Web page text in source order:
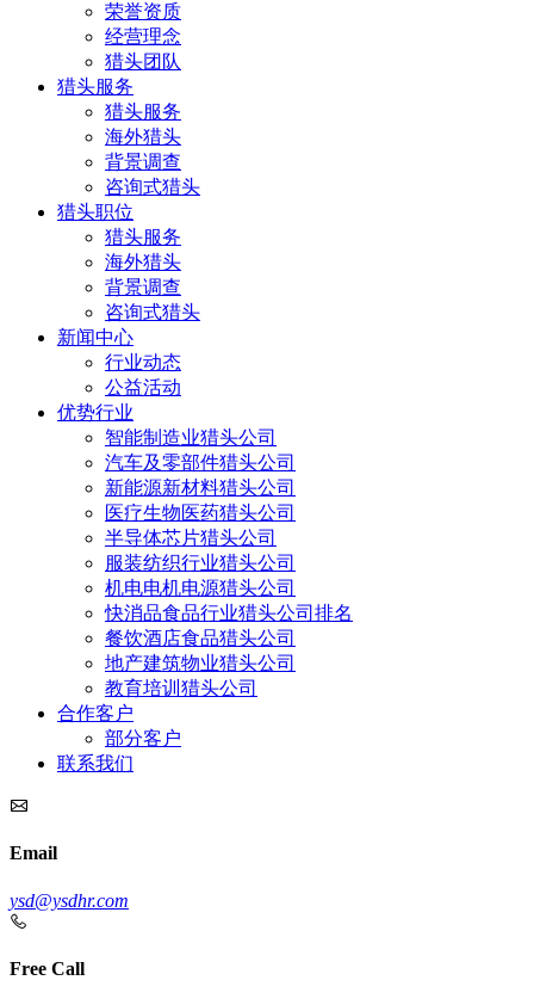
荣誉资质
经营理念
猎头团队
猎头服务
猎头服务
海外猎头
背景调查
咨询式猎头
猎头职位
猎头服务
海外猎头
背景调查
咨询式猎头
新闻中心
行业动态
公益活动
优势行业
智能制造业猎头公司
汽车及零部件猎头公司
新能源新材料猎头公司
医疗生物医药猎头公司
半导体芯片猎头公司
服装纺织行业猎头公司
机电电机电源猎头公司
快消品食品行业猎头公司排名
餐饮酒店食品猎头公司
地产建筑物业猎头公司
教育培训猎头公司
合作客户
部分客户
联系我们
Email
ysd@ysdhr.com
Free Call